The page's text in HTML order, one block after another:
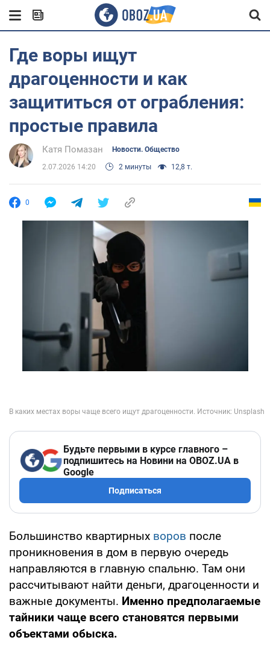
Где воры ищут
драгоценности и как
защититься от ограбления:
простые правила
Катя Помазан Новости. Общество
2.07.2026 14:20 2 минуты 12,8 т.
0
Будьте первыми в курсе главного –
подпишитесь на Новини на OBOZ.UA в
Google
Подписаться
Большинство квартирных воров после
проникновения в дом в первую очередь
направляются в главную спальню. Там они
рассчитывают найти деньги, драгоценности и
важные документы. Именно предполагаемые
тайники чаще всего становятся первыми
объектами обыска.